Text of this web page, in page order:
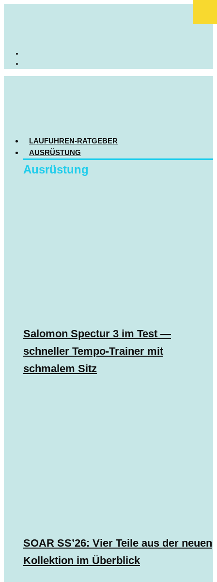
LAUFUHREN-RATGEBER
AUSRÜSTUNG
Ausrüstung
Salomon Spectur 3 im Test —
schneller Tempo-Trainer mit
schmalem Sitz
SOAR SS’26: Vier Teile aus der neuen
Kollektion im Überblick